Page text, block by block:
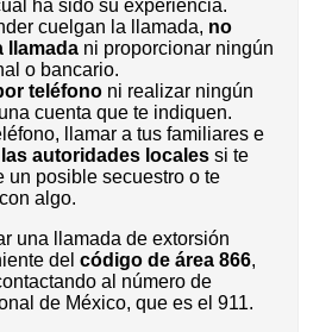
ha sido su experiencia.
cuelgan la llamada, no
llamada ni proporcionar ningún
o bancario.
teléfono ni realizar ningún
cuenta que te indiquen.
llamar a tus familiares e
autoridades locales si te
un posible secuestro o te
algo.
una llamada de extorsión
del código de área 866,
al número de
de México, que es el 911.